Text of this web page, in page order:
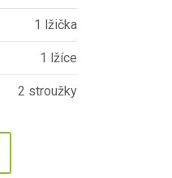
1 lžička
1 lžíce
2 stroužky